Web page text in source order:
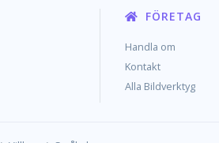
FÖRETAG
Handla om
Kontakt
Alla Bildverktyg